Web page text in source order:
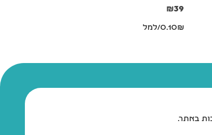
₪39
0.10₪/למל
באתר.